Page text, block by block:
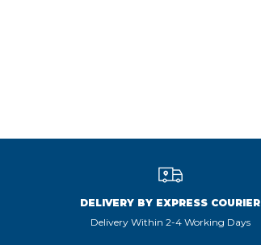
DELIVERY BY EXPRESS COURIER
Delivery Within 2-4 Working Days